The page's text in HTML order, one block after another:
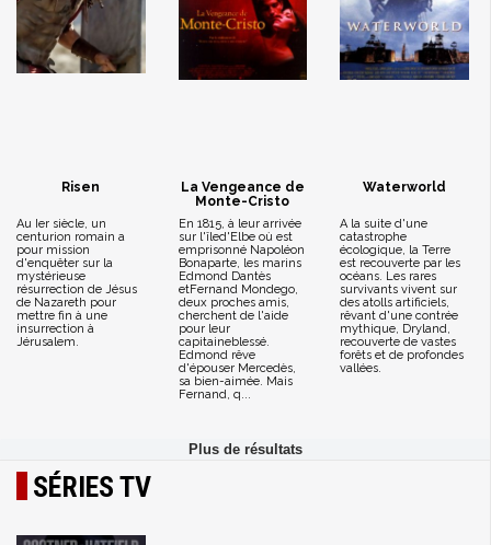
Risen
Au Ier siècle, un
centurion romain a
pour mission
d'enquêter sur la
mystérieuse
résurrection de Jésus
de Nazareth pour
mettre fin à une
insurrection à
Jérusalem.
La Vengeance de
Monte-Cristo
En 1815, à leur arrivée
sur l'îled'Elbe où est
emprisonné Napoléon
Bonaparte, les marins
Edmond Dantès
etFernand Mondego,
deux proches amis,
cherchent de l'aide
pour leur
capitaineblessé.
Edmond rêve
d'épouser Mercedès,
sa bien-aimée. Mais
Fernand, q...
Waterworld
A la suite d'une
catastrophe
écologique, la Terre
est recouverte par les
océans. Les rares
survivants vivent sur
des atolls artificiels,
rêvant d'une contrée
mythique, Dryland,
recouverte de vastes
forêts et de profondes
vallées.
SÉRIES TV